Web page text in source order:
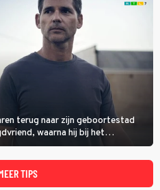
terug naar zijn geboortestad
waarna hij bij het
verband begint te vermoeden
TIPS